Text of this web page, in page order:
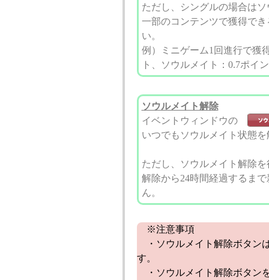
ただし、シングルの場合は
一部のコンテンツで獲得で
い。
例）ミニゲーム1回進行で獲
ト、ソウルメイト：0.7ポイ
ソウルメイト解除
イベントウィンドウの
いつでもソウルメイト状態
ただし、ソウルメイト解除
解除から24時間経過するま
ん。
※注意事項
・ソウルメイト解除ボタン
す。
・ソウルメイト解除ボタン